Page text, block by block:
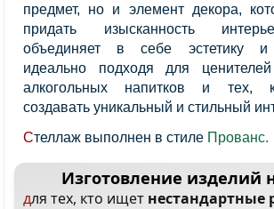
предмет, но и элемент декора,
придать изысканность
объединяет в себе эстетику и
идеально подходя для ценителей
алкогольных напитков и тех,
создавать уникальный и стильный
Стеллаж выполнен в стиле Прованс.
Изготовление изделий
для тех, кто ищет нестандартные